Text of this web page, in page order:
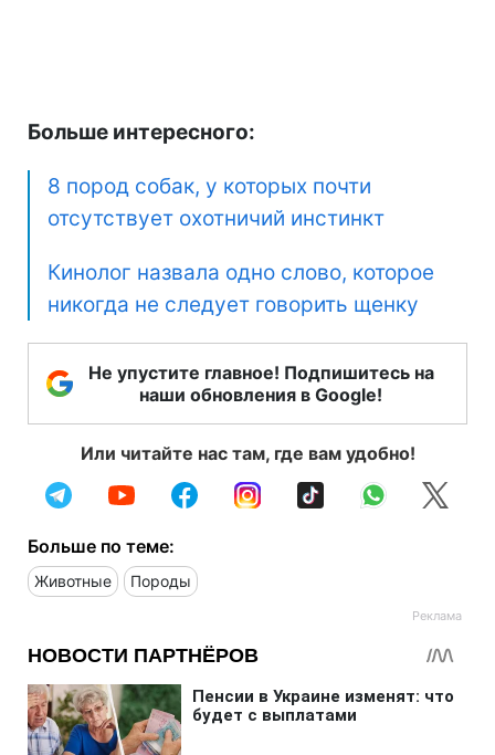
Больше интересного:
8 пород собак, у которых почти
отсутствует охотничий инстинкт
Кинолог назвала одно слово, которое
никогда не следует говорить щенку
Не упустите главное! Подпишитесь на
наши обновления в Google!
Или читайте нас там, где вам удобно!
Больше по теме:
Животные Породы